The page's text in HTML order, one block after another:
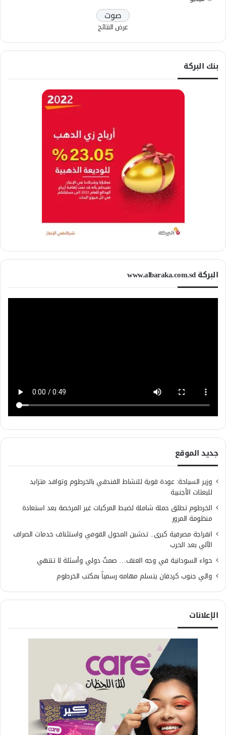
عرض النتائج
بنك البركة
البركة www.albaraka.com.sd
جديد الموقع
وزير السياحة: عودة قوية للنشاط الفندقي بالخرطوم وتوافد متزايد
للبعثات الأجنبية
الخرطوم تطلق حملة شاملة لضبط المركبات غير المرخصة بعد استعادة
منظومة المرور
انفراجة مصرفية كبرى.. تدشين المحول القومي واستئناف خدمات الصراف
الآلي بعد الحرب
حواء السودانية في وجه العنف… صمتٌ دولي وأسئلة لا تنتهي
والي جنوب كردفان يتسلم مهامه رسمياً بمكتب الخرطوم
الإعلانات